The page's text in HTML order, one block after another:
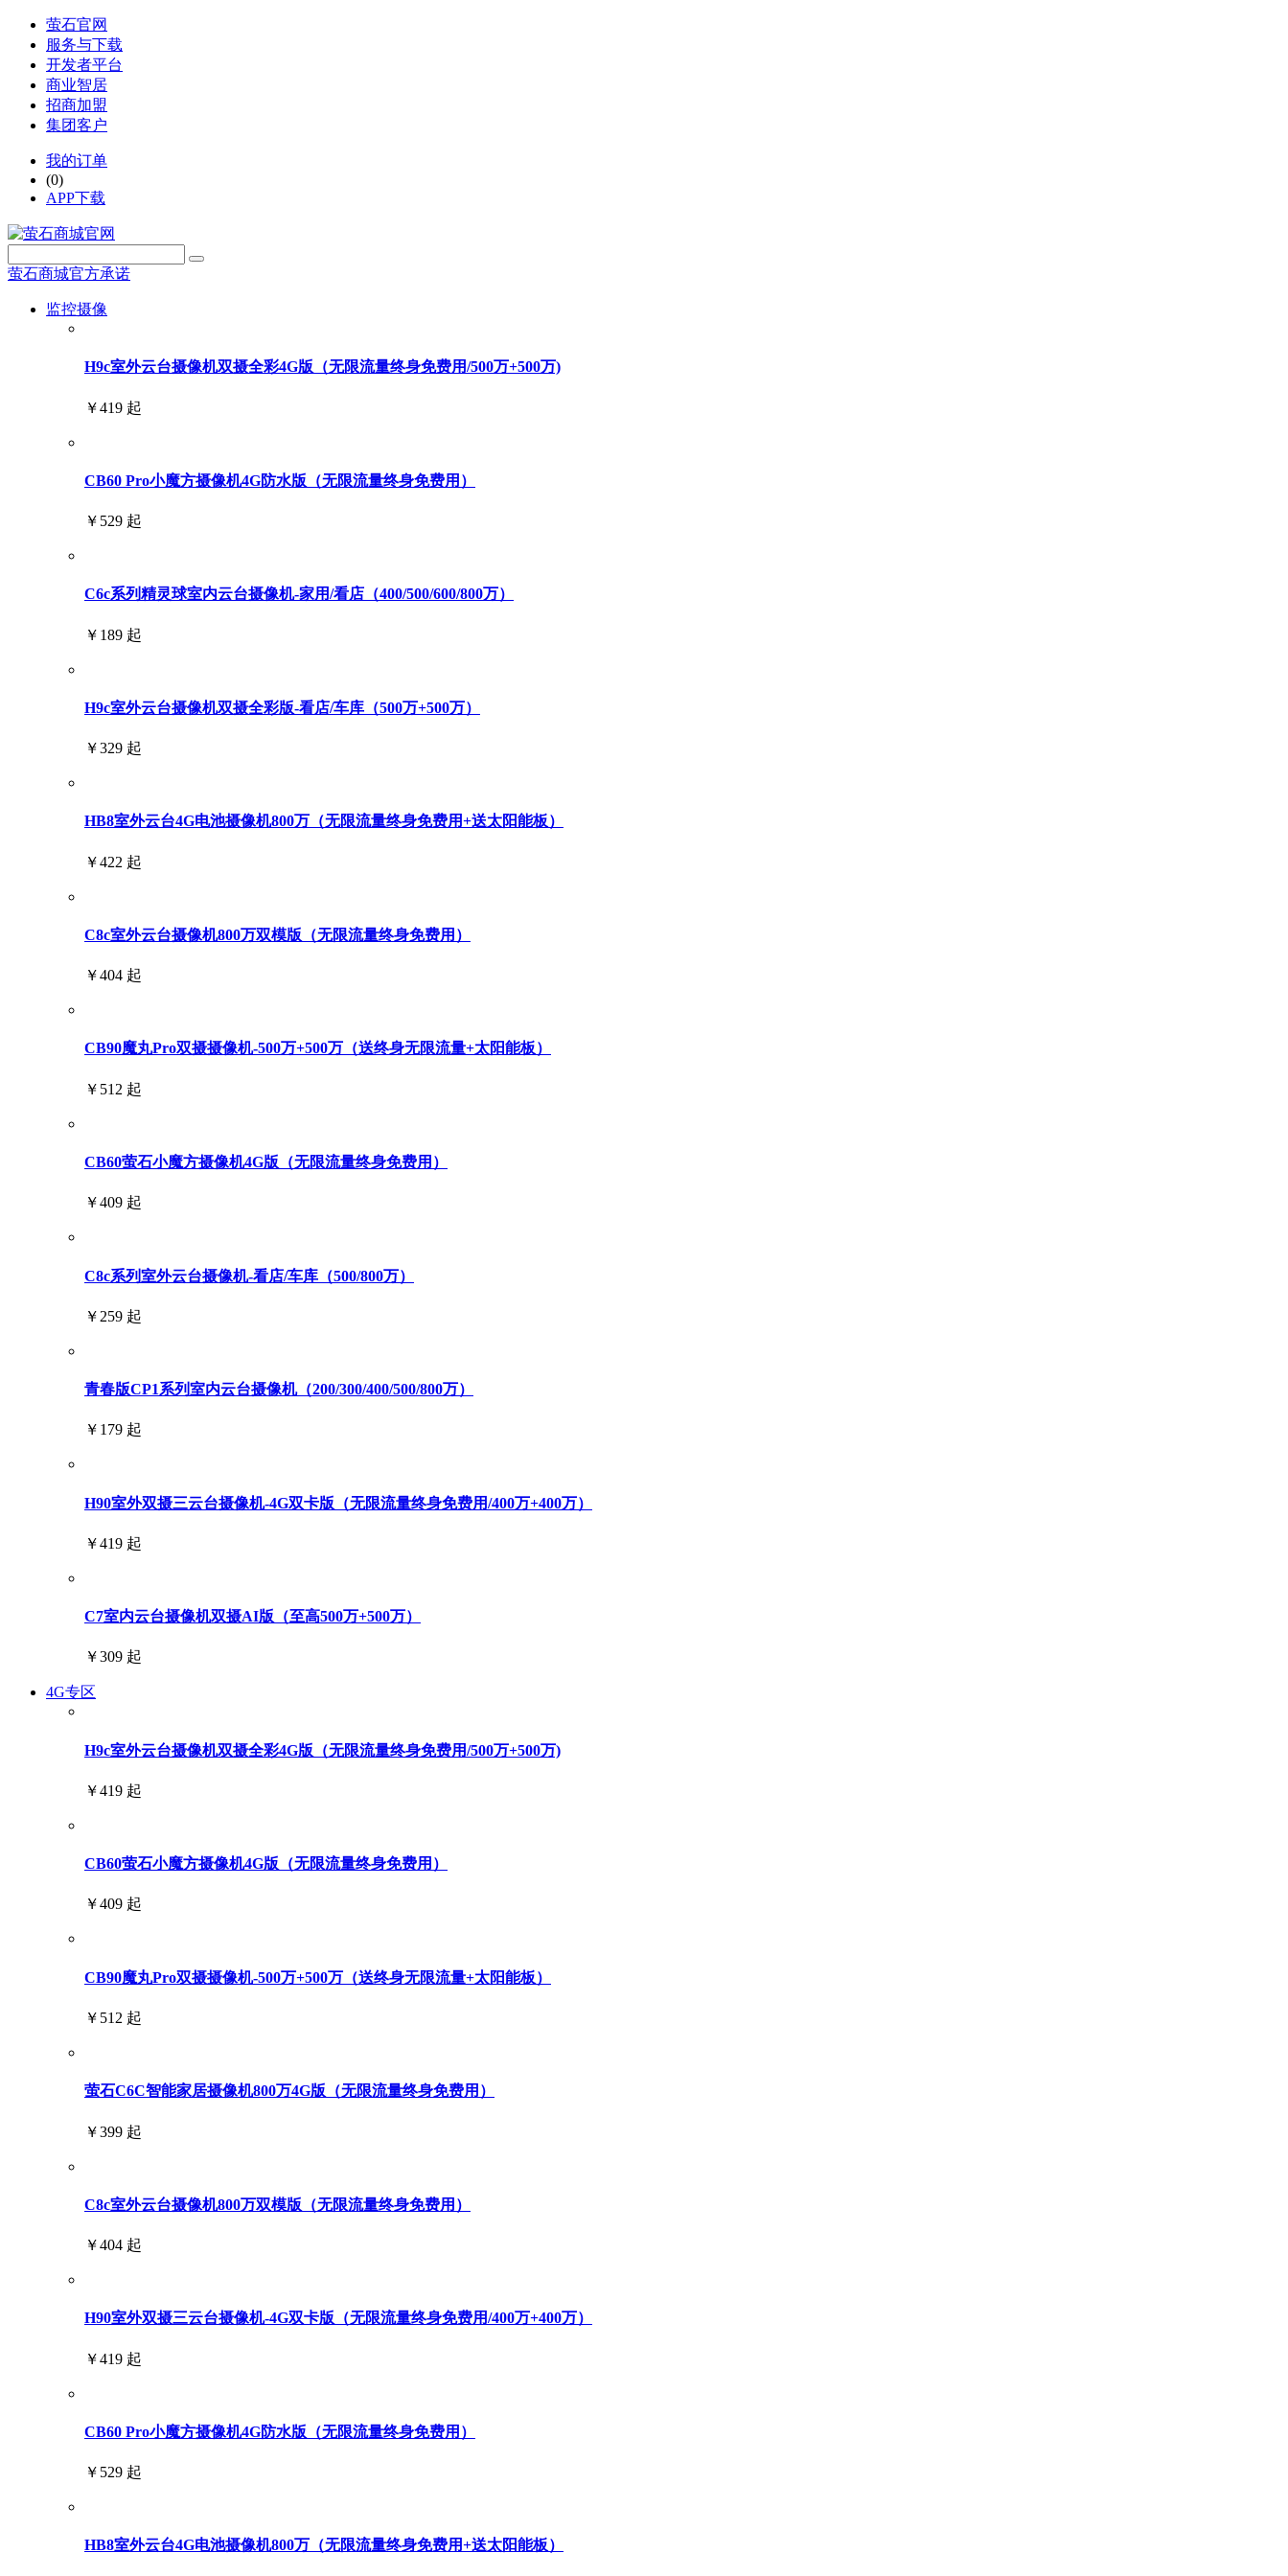
萤石官网
服务与下载
开发者平台
商业智居
招商加盟
集团客户
我的订单
(0)
APP下载
萤石商城官方承诺
监控摄像
H9c室外云台摄像机双摄全彩4G版（无限流量终身免费用/500万+500万)
￥419 起
CB60 Pro小魔方摄像机4G防水版（无限流量终身免费用）
￥529 起
C6c系列精灵球室内云台摄像机-家用/看店（400/500/600/800万）
￥189 起
H9c室外云台摄像机双摄全彩版-看店/车库（500万+500万）
￥329 起
HB8室外云台4G电池摄像机800万（无限流量终身免费用+送太阳能板）
￥422 起
C8c室外云台摄像机800万双模版（无限流量终身免费用）
￥404 起
CB90魔丸Pro双摄摄像机-500万+500万（送终身无限流量+太阳能板）
￥512 起
CB60萤石小魔方摄像机4G版（无限流量终身免费用）
￥409 起
C8c系列室外云台摄像机-看店/车库（500/800万）
￥259 起
青春版CP1系列室内云台摄像机（200/300/400/500/800万）
￥179 起
H90室外双摄三云台摄像机-4G双卡版（无限流量终身免费用/400万+400万）
￥419 起
C7室内云台摄像机双摄AI版（至高500万+500万）
￥309 起
4G专区
H9c室外云台摄像机双摄全彩4G版（无限流量终身免费用/500万+500万)
￥419 起
CB60萤石小魔方摄像机4G版（无限流量终身免费用）
￥409 起
CB90魔丸Pro双摄摄像机-500万+500万（送终身无限流量+太阳能板）
￥512 起
萤石C6C智能家居摄像机800万4G版（无限流量终身免费用）
￥399 起
C8c室外云台摄像机800万双模版（无限流量终身免费用）
￥404 起
H90室外双摄三云台摄像机-4G双卡版（无限流量终身免费用/400万+400万）
￥419 起
CB60 Pro小魔方摄像机4G防水版（无限流量终身免费用）
￥529 起
HB8室外云台4G电池摄像机800万（无限流量终身免费用+送太阳能板）